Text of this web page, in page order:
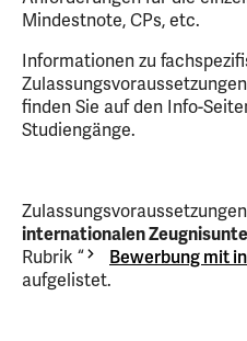
Mindestnote, CPs, etc.
Informationen zu
finden Sie auf den Info-
Studiengänge.
internationalen
Rubrik “
Bewerbung mit
aufgelistet.